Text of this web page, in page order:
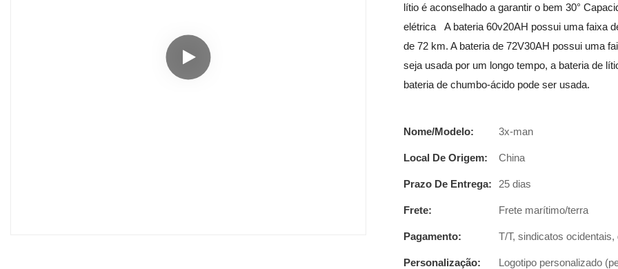
lítio é aconselhado a garantir o bem 30°
elétrica A bateria 60v20AH possui uma faixa
de 72 km. A bateria de 72V30AH possui uma
seja usada por um longo tempo, a bateria de
bateria de chumbo-ácido pode ser usada.
Nome/Modelo: 3x-man
Local De Origem: China
Prazo De Entrega: 25 dias
Frete: Frete marítimo/terra
Pagamento: T/T, sindicatos
Personalização:
Logotipo personalizado